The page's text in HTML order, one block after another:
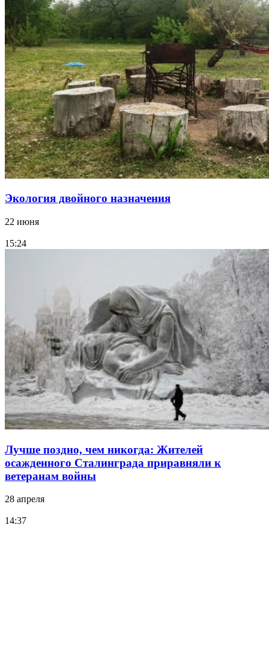
Экология двойного назначения
22 июня
15:24
Лучше поздно, чем никогда: Жителей
осажденного Сталинграда приравняли к
ветеранам войны
28 апреля
14:37